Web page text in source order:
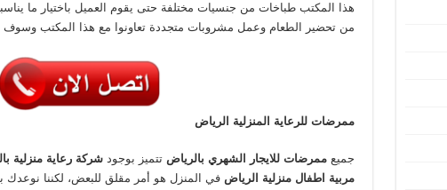
هذا المكتب طباخات من جنسيات مختلفة حتى يقوم العميل باختيار ما
من تحضير الطعام وعمل مشروبات متجددة تعاونوا مع هذا المكتب
ممرضات للرعاية المنزلية الرياض
جميعممرضات للايجار الشهري بالرياض تتميز بوجودشركة رعاية منزلية
مربية اطفال منزلية الرياض في المنزل هو أمر مقلق للبعض، لكننا نوعدك